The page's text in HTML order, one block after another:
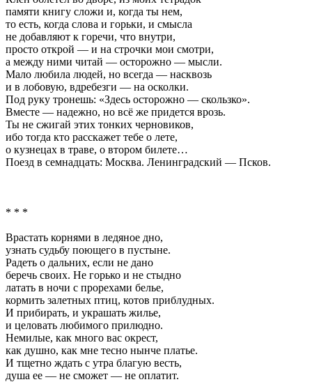
памяти книгу сложи и, когда ты нем,
то есть, когда слова и горьки, и смысла
не добавляют к горечи, что внутри,
просто открой — и на строчки мои смотри,
а между ними читай — осторожно — мысли.
Мало любила людей, но всегда — насквозь
и в лобовую, вдребезги — на осколки.
Под руку тронешь: «Здесь осторожно — скользко».
Вместе — надежно, но всё же придется врозь.
Ты не сжигай этих тонких черновиков,
ибо тогда кто расскажет тебе о лете,
о кузнецах в траве, о втором билете…
Поезд в семнадцать: Москва. Ленинградский — Псков.
* * *
Врастать корнями в ледяное дно,
узнать судьбу поющего в пустыне.
Радеть о дальних, если не дано
беречь своих. Не горько и не стыдно
латать в ночи с прорехами белье,
кормить залетных птиц, котов приблудных.
И прибирать, и украшать жилье,
и целовать любимого прилюдно.
Немилые, как много вас окрест,
как душно, как мне тесно нынче платье.
И тщетно ждать с утра благую весть,
душа ее — не сможет — не оплатит.